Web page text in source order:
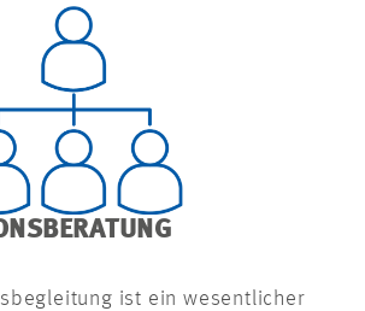
ist ein wesentlicher